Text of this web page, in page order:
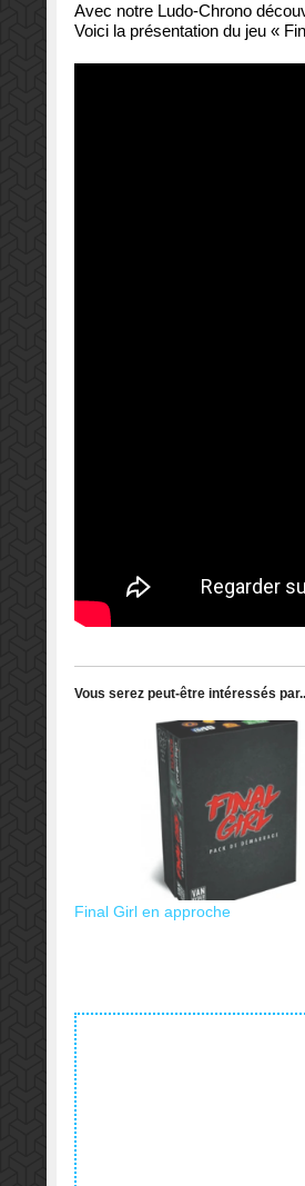
Avec notre Ludo-Chrono
Voici la présentation du jeu «
Vous serez peut-être intéressés
Final Girl en approche